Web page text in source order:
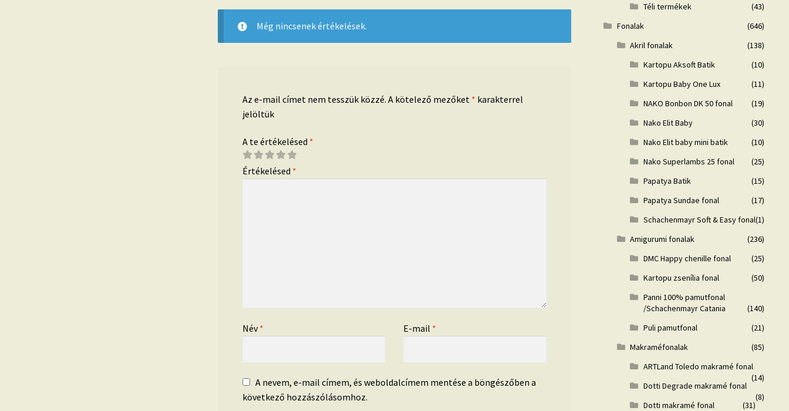
Még nincsenek értékelések.
Az e-mail címet nem tesszük közzé. A kötelező mezőket * karakterrel
jelöltük
A te értékelésed *
Értékelésed *
Név* E-mail *
A nevem, e-mail címem, és weboldalcímem mentése a böngészőben a
következő hozzászólásomhoz.
Téli termékek
(43)
Fonalak
(646)
Akril fonalak
(138)
Kartopu Aksoft Batik
(10)
Kartopu Baby One Lux
(11)
NAKO Bonbon DK 50 fonal
(19)
Nako Elit Baby
(30)
Nako Elit baby mini batik
(10)
Nako Superlambs 25 fonal
(25)
Papatya Batik
(15)
Papatya Sundae fonal
(17)
Schachenmayr Soft & Easy fonal(1)
Amigurumi fonalak
(236)
DMC Happy chenille fonal
(25)
Kartopu zsenília fonal
(50)
Panni 100% pamutfonal
/Schachenmayr Catania
(140)
Puli pamutfonal
(21)
Makraméfonalak
(85)
ARTLand Toledo makramé fonal
(14)
Dotti Degrade makramé fonal
(8)
Dotti makramé fonal
(31)